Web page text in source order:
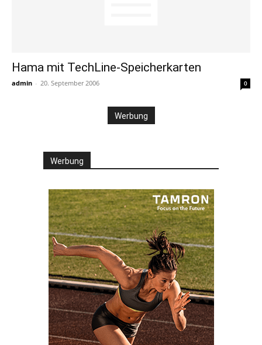
Hama mit TechLine-Speicherkarten
admin - 20. September 2006 0
Werbung
Werbung